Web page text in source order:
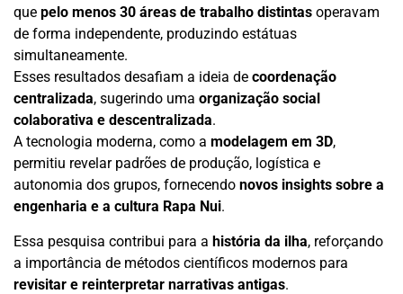
que pelo menos 30 áreas de trabalho distintas operavam
de forma independente, produzindo estátuas
simultaneamente.
Esses resultados desafiam a ideia de coordenação
centralizada, sugerindo uma organização social
colaborativa e descentralizada.
A tecnologia moderna, como a modelagem em 3D,
permitiu revelar padrões de produção, logística e
autonomia dos grupos, fornecendo novos insights sobre a
engenharia e a cultura Rapa Nui.
Essa pesquisa contribui para a história da ilha, reforçando
a importância de métodos científicos modernos para
revisitar e reinterpretar narrativas antigas.